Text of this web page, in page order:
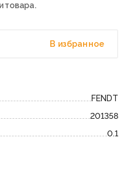
товара.
В избранное
FENDT
201358
0.1